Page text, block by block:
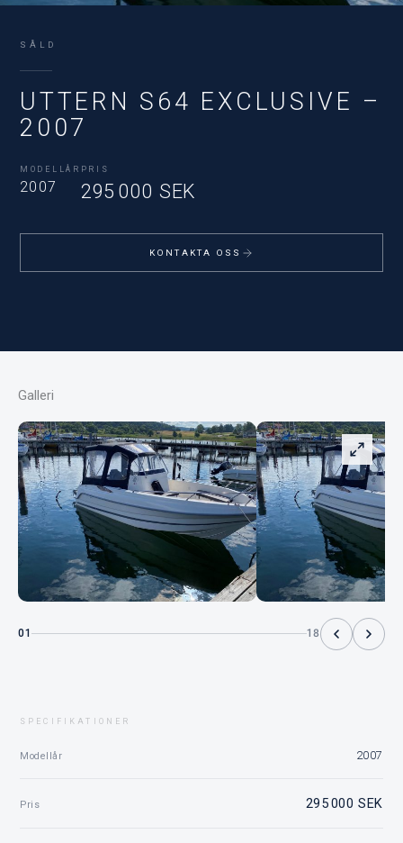
SÅLD
UTTERN S64 EXCLUSIVE –
2007
MODELLÅR
2007
PRIS
295 000 SEK
KONTAKTA OSS
Galleri
01 18
SPECIFIKATIONER
Modellår 2007
Pris 295 000 SEK